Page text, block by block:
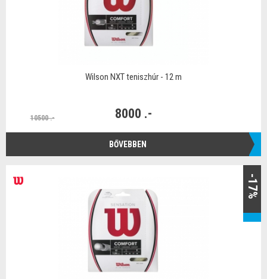
Wilson NXT teniszhúr - 12 m
10500 .- 8000 .-
BŐVEBBEN
-17%